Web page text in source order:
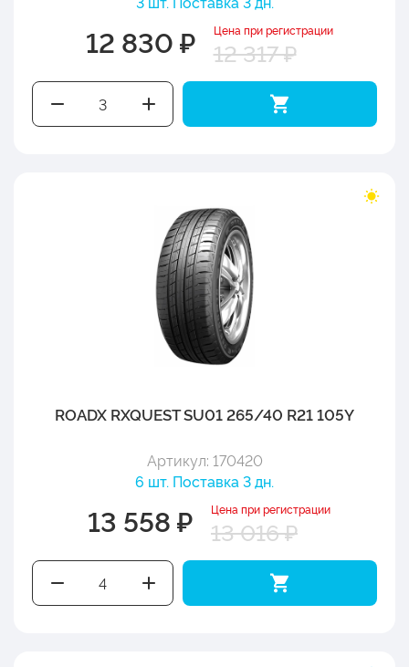
12 830 ₽ Цена при регистрации
12 317 ₽
ROADX RXQUEST SU01 265/40 R21 105Y
Артикул: 170420
6 шт. Поставка 3 дн.
13 558 ₽ Цена при регистрации
13 016 ₽